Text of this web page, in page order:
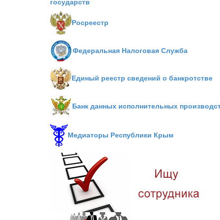
Росреестр
Федеральная Налоговая Служба
Единый реестр сведений о банкротстве
Банк данных исполнительных
Медиаторы Республики Крым